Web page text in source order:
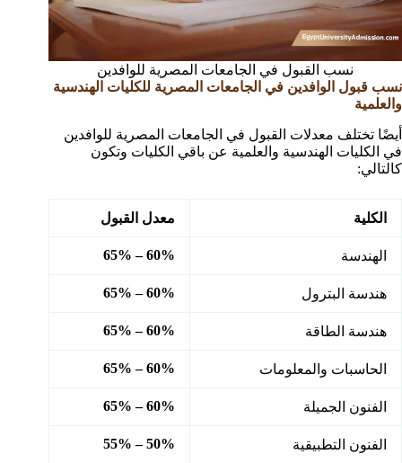
نسب القبول في الجامعات المصرية للوافدين
نسب قبول الوافدين في الجامعات المصرية للكليات الهندسية
والعلمية
أيضًا تختلف معدلات القبول في الجامعات المصرية للوافدين
في الكليات الهندسية والعلمية عن باقي الكليات وتكون
كالتالي:
الكلية معدل القبول
الهندسة 60% – 65%
هندسة البترول 60% – 65%
هندسة الطاقة 60% – 65%
الحاسبات والمعلومات 60% – 65%
الفنون الجميلة 60% – 65%
الفنون التطبيقية
50% – 55%